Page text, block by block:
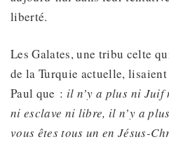
liberté.
Les Galates, une tribu celte
de la Turquie actuelle,
Paul que : il n’y a plus ni
ni esclave ni libre, il n’y a
vous êtes tous un en Jésus-